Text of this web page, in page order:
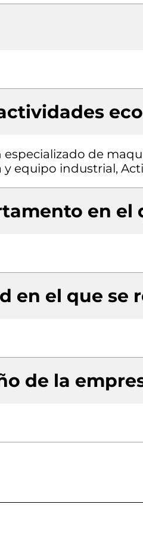
de
equipo industrial,
en el
en el que se
de la